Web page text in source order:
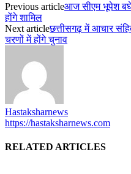
Previous articleआज सीएम भूपेश
होंगे शामिल
Next articleछत्तीसगढ़ में आचार
चरणों में होंगे चुनाव
Hastaksharnews
https://hastaksharnews.com
RELATED ARTICLES